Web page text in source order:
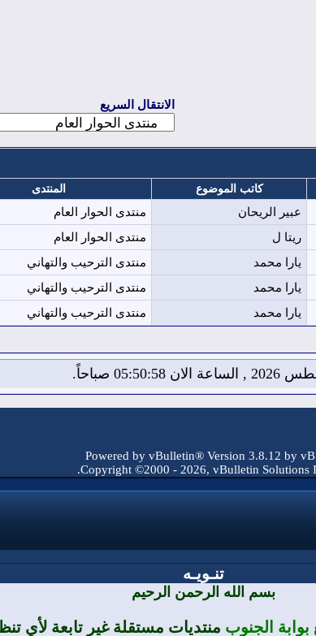
الانتقال السريع
كاتب الموضوع المنتدى
عبير الريحان منتدى الحوار العام
ريتا ل منتدى الحوار العام
يارا محمد منتدى الترحيب والتهاني
يارا محمد منتدى الترحيب والتهاني
يارا محمد منتدى الترحيب والتهاني
Powered by vBulletin® Version 3.8.12 by
Copyright ©2000 - 2026, vBulletin Solutions
تنـويـه
بسم الله الرحمن الرحيم
بوابة الجنوب منتديات مستقلة غير تابعة لأي